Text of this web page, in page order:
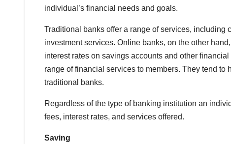
individual’s financial needs and goals.
Traditional banks offer a range of services, including
investment services. Online banks, on the other
interest rates on savings accounts and other
range of financial services to members. They tend
traditional banks.
Regardless of the type of banking institution an
fees, interest rates, and services offered.
Saving